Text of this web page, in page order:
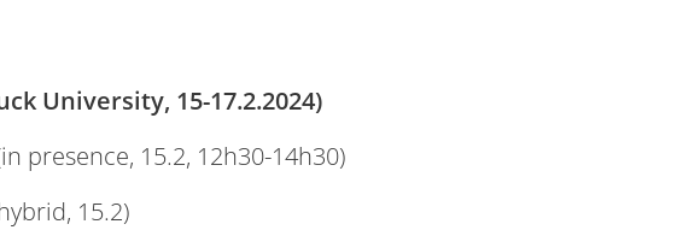
University, 15-17.2.2024)
presence, 15.2, 12h30-14h30)
15.2)